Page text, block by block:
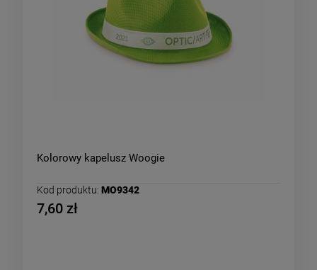
Kolorowy kapelusz Woogie
Kod produktu: MO9342
7,60 zł